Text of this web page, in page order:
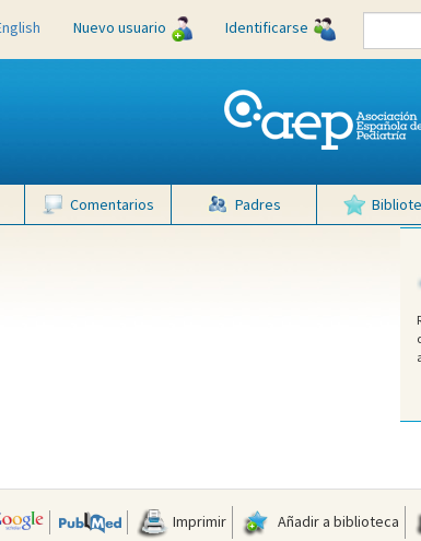
Nuevo usuario Identificarse
Comentarios Padres
Imprimir Añadir a biblioteca